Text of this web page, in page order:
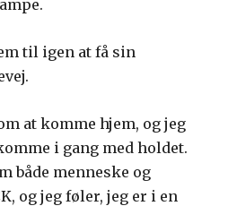
til igen at få sin
at komme hjem, og jeg
i gang med holdet.
både menneske og
og jeg føler, jeg er i en